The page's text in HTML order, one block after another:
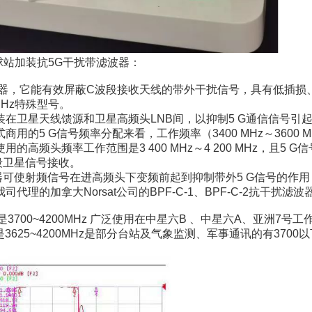
加装抗5G干扰带滤波器：
它能有效屏蔽C波段接收天线的带外干扰信号，具有低插损
特殊型号。
在卫星天线馈源和卫星高频头LNB间，以抑制5 G通信信号引
商用的5 G信号频率分配来看，工作频率（3400 MHz～3600
用的高频头频率工作范围是3 400 MHz～4 200 MHz，且5 G
星信号接收。
射频信号在进高频头下变频前起到抑制带外5 G信号的作
司代理的加拿大Norsat公司的BPF-C-1、BPF-C-2抗干扰滤波
3700~4200MHz 广泛使用在中星六B 、中星六A、亚洲7号工
3625~4200MHz是部分台站及气象监测、军事通讯的有3700